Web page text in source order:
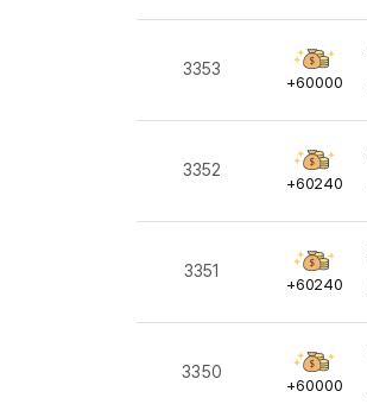
3353
획
득
+60000
3352
획
득
+60240
3351
획
득
+60240
3350
획
득
+60000